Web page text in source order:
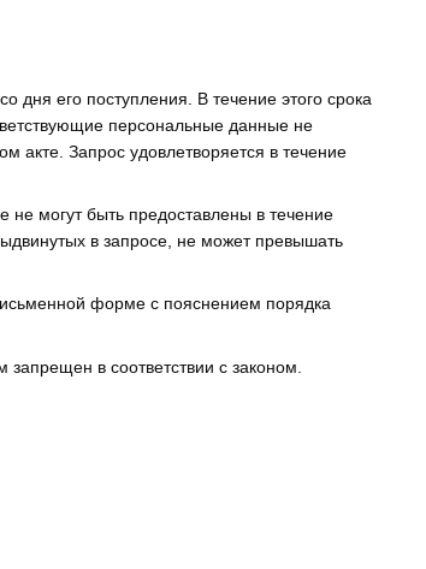
дня его поступления. В течение этого срока
персональные данные не
акте. Запрос удовлетворяется в течение
могут быть предоставлены в течение
в запросе, не может превышать
форме с пояснением порядка
в соответствии с законом.